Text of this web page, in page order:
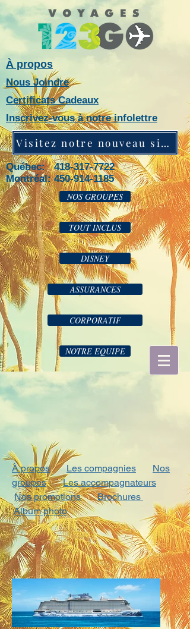
À propos
Nous Joindre
Certificats Cadeaux
Inscrivez-vous à notre infolettre
Visitez notre nouveau site web!
Québec: 418-317-7722
Montréal:450-914-1185
NOS GROUPES
TOUT INCLUS
DISNEY
ASSURANCES
CORPORATIF
NOTRE EQUIPE
À propos Les compagnies
Nos
groupes
Les accompagnateurs
Nos promotions
Brochures
Album photo